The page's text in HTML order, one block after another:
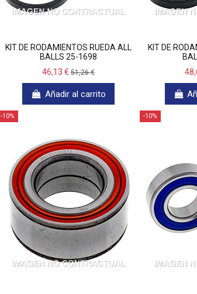
KIT DE RODAMIENTOS RUEDA ALL
BALLS 25-1698
46,13 € 51,26 €
Añadir al carrito
KIT DE
-10% -10%